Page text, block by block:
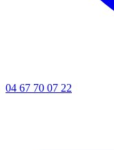
04 67 70 07 22